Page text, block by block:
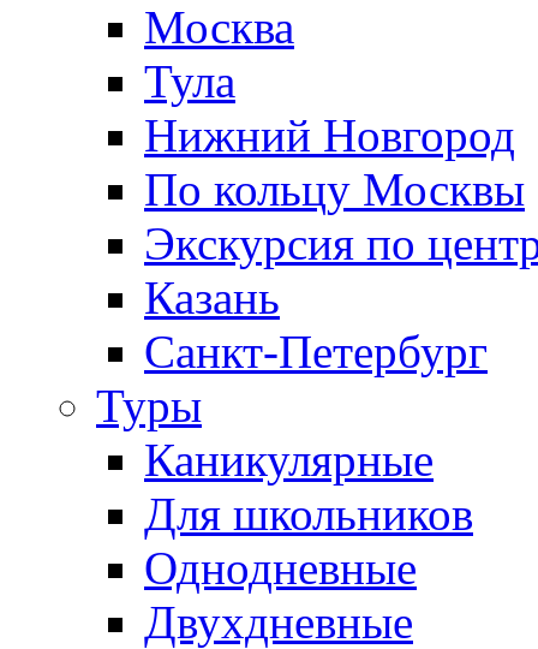
Москва
Тула
Нижний Новгород
По кольцу Москвы
Экскурсия по
Казань
Санкт-Петербург
Туры
Каникулярные
Для школьников
Однодневные
Двухдневные